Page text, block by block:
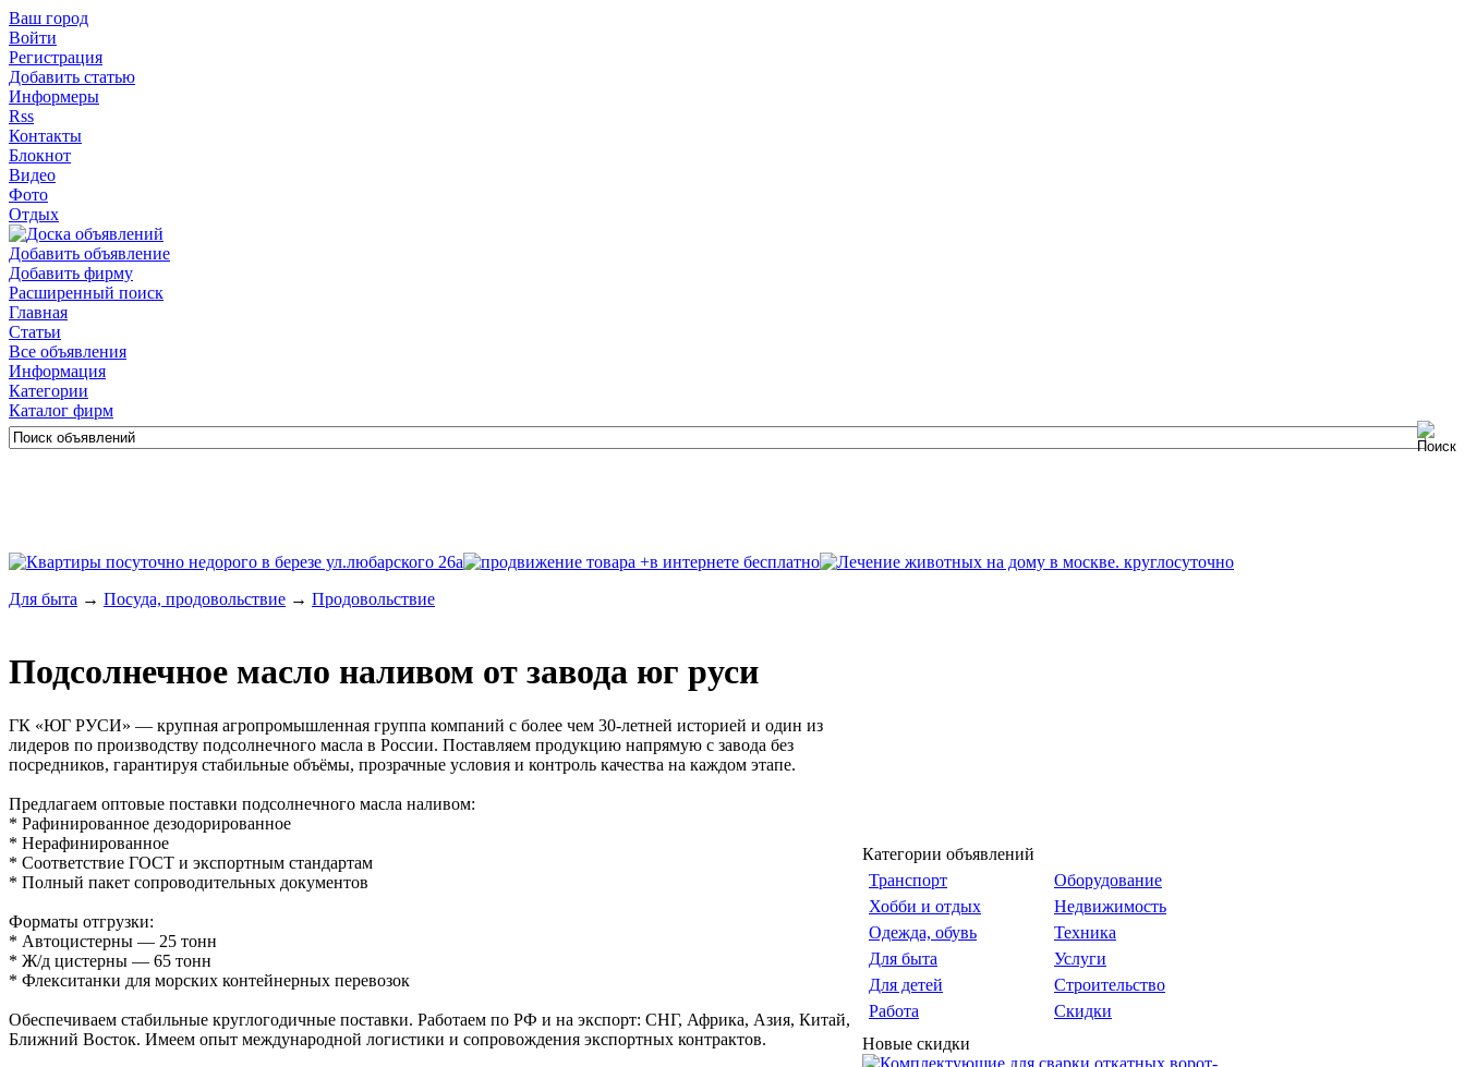
Ваш город
Войти
Регистрация
Добавить статью
Информеры
Rss
Контакты
Блокнот
Видео
Фото
Отдых
Добавить объявление
Добавить фирму
Расширенный поиск
Главная
Статьи
Все объявления
Информация
Категории
Каталог фирм
Для быта → Посуда, продовольствие → Продовольствие
Подсолнечное масло наливом от завода юг руси
ГК «ЮГ РУСИ» — крупная агропромышленная группа компаний с более чем 30-летней историей и один из
лидеров по производству подсолнечного масла в России. Поставляем продукцию напрямую с завода без
посредников, гарантируя стабильные объёмы, прозрачные условия и контроль качества на каждом этапе.
Предлагаем оптовые поставки подсолнечного масла наливом:
* Рафинированное дезодорированное
* Нерафинированное
* Соответствие ГОСТ и экспортным стандартам
* Полный пакет сопроводительных документов
Форматы отгрузки:
* Автоцистерны — 25 тонн
* Ж/д цистерны — 65 тонн
* Флекситанки для морских контейнерных перевозок
Обеспечиваем стабильные круглогодичные поставки. Работаем по РФ и на экспорт: СНГ, Африка, Азия, Китай,
Ближний Восток. Имеем опыт международной логистики и сопровождения экспортных контрактов.
Категории объявлений
Транспорт
Оборудование
Хобби и отдых
Недвижимость
Одежда, обувь
Техника
Для быта
Услуги
Для детей
Строительство
Работа
Скидки
Новые скидки